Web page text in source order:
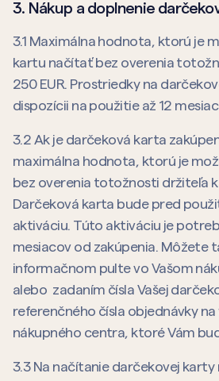
3. Nákup a doplnenie
3.1 Maximálna hodnota, ktorú je
kartu načítať bez overenia
250 EUR. Prostriedky na
dispozícii na použitie až 12
3.2 Ak je darčeková karta
maximálna hodnota, ktorú je
bez overenia totožnosti držiteľa
Darčeková karta bude pred
aktiváciu. Túto aktiváciu je
mesiacov od zakúpenia. Môžete
informačnom pulte vo Vašom
alebo zadaním čísla Vašej
referenčného čísla objednávky
nákupného centra, ktoré Vám
3.3 Na načítanie darčekovej